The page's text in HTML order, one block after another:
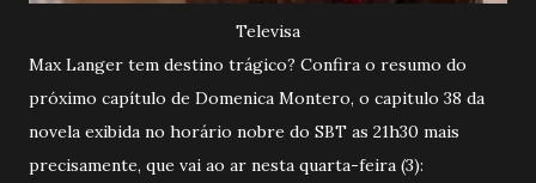
Televisa
Max Langer tem destino trágico? Confira o resumo do
próximo capítulo de Domenica Montero, o capitulo 38 da
novela exibida no horário nobre do SBT as 21h30 mais
precisamente, que vai ao ar nesta quarta-feira (3):